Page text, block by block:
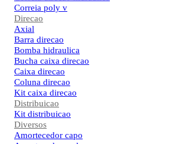
Correia poly v
Direcao
Axial
Barra direcao
Bomba hidraulica
Bucha caixa direcao
Caixa direcao
Coluna direcao
Kit caixa direcao
Distribuicao
Kit distribuicao
Diversos
Amortecedor capo